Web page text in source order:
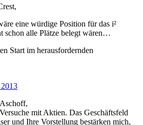
eine würdige Position für das i²
schon alle Plätze belegt wären…
Start im herausfordernden
mit Aktien. Das Geschäftsfeld
und Ihre Vorstellung bestärken mich,